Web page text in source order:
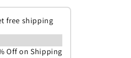
free shipping
Off on Shipping